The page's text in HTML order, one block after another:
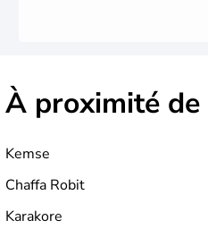
À proximité de
Kemse
Chaffa Robit
Karakore